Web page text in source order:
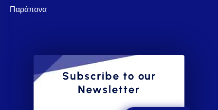
Παράπονα
Subscribe to our
Newsletter